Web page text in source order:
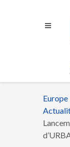
Fil
Europe